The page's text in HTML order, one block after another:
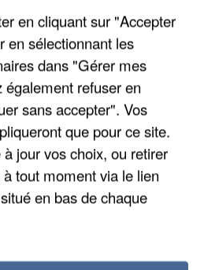
en cliquant sur "Accepter
en sélectionnant les
dans "Gérer mes
refuser en
sans accepter". Vos
que pour ce site.
jour vos choix, ou retirer
tout moment via le lien
en bas de chaque